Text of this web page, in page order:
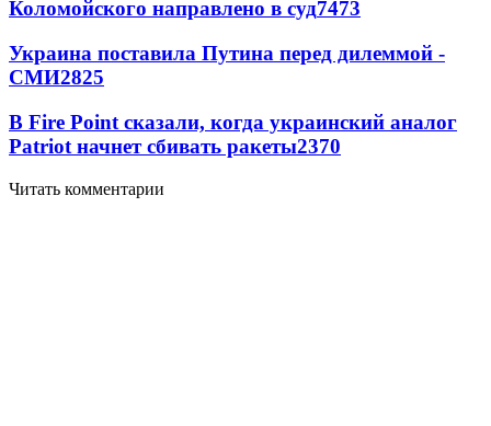
Коломойского направлено в суд7473
Украина поставила Путина перед дилеммой -
СМИ2825
В Fire Point сказали, когда украинский аналог
Patriot начнет сбивать ракеты2370
Читать комментарии